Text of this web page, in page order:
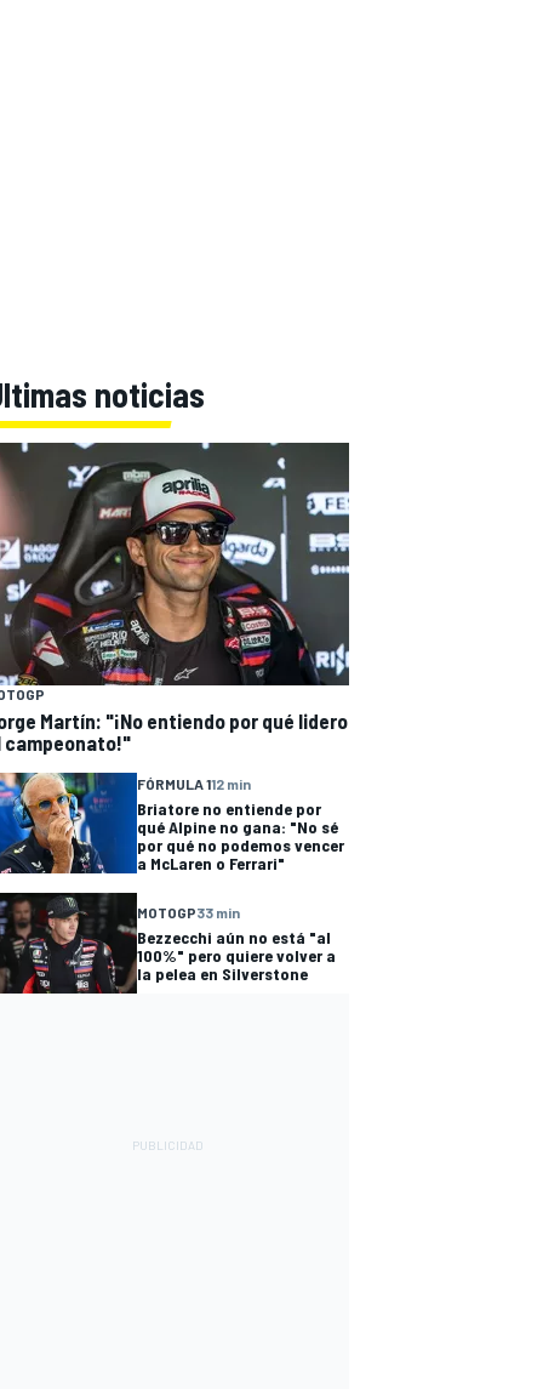
noticias
Martín: "¡No entiendo por qué lidero
campeonato!"
FÓRMULA 112 min
Briatore no entiende por
qué Alpine no gana: "No sé
por qué no podemos vencer
a McLaren o Ferrari"
MOTOGP33 min
Bezzecchi aún no está "al
100%" pero quiere volver a
la pelea en Silverstone